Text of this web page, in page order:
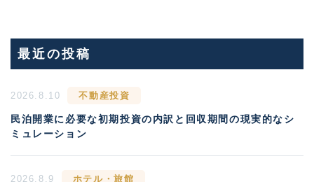
最近の投稿
2026.8.10 不動産投資
民泊開業に必要な初期投資の内訳と回収期間の現実的なシ
ミュレーション
2026.8.9 ホテル・旅館